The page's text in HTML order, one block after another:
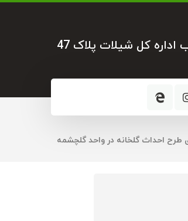
کل شیلات پلاک 47
طرح احداث گلخانه در واحد گلچشمه